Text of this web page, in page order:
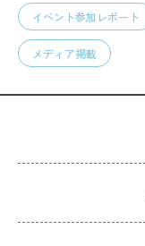
イベント参加レポート
メディア掲載